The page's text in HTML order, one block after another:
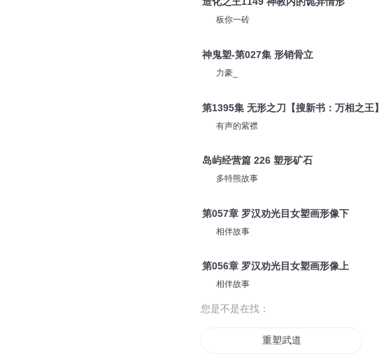
板你一砖
神鬼塑-第027集 形销骨立
力豪_
第1395集 无形之刀【搜新书：万相之王】
有声的紫襟
岛屿经营篇 226 塑形矿石
多特熊故事
第057章 罗汉劝光目女塑画形像下
相伴故事
第056章 罗汉劝光目女塑画形像上
相伴故事
您是不是在找：
重塑武道